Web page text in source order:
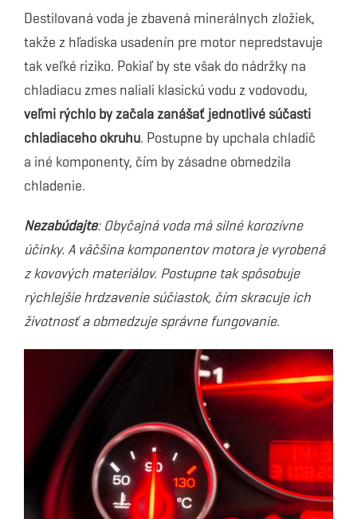
Destilovaná voda je zbavená minerálnych zložiek,
takže z hľadiska usadenín pre motor nepredstavuje
tak veľké riziko. Pokiaľ by ste však do nádržky na
chladiacu zmes naliali klasickú vodu z vodovodu,
veľmi rýchlo by začala zanášať jednotlivé súčasti
chladiaceho okruhu. Postupne by upchala chladič
a iné komponenty, čím by zásadne obmedzila
chladenie.
Nezabúdajte: Obyčajná voda má silné korozívne
účinky. A väčšina komponentov motora je vyrobená
z kovových materiálov. Postupne tak spôsobuje
rýchlejšie hrdzavenie súčiastok, čím skracuje ich
životnosť a obmedzuje správne fungovanie.